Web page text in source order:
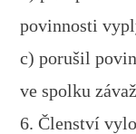
povinnosti
c) porušil
ve spolku
6. Členství